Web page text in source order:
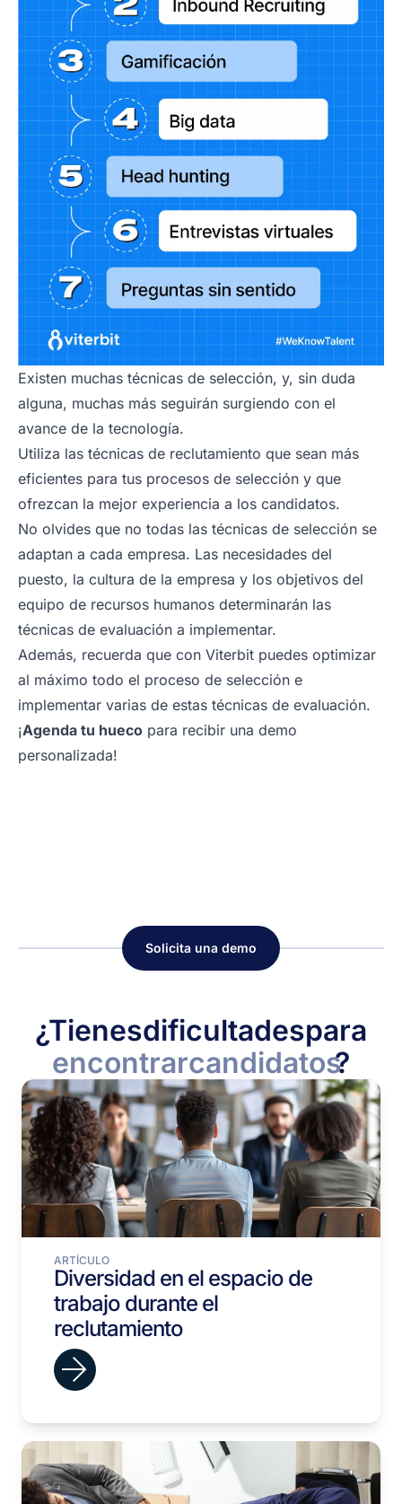
Existen muchas técnicas de selección, y, sin duda
alguna, muchas más seguirán surgiendo con el
avance de la tecnología.
Utiliza las técnicas de reclutamiento que sean más
eficientes para tus procesos de selección y que
ofrezcan la mejor experiencia a los candidatos.
No olvides que no todas las técnicas de selección se
adaptan a cada empresa. Las necesidades del
puesto, la cultura de la empresa y los objetivos del
equipo de recursos humanos determinarán las
técnicas de evaluación a implementar.
Además, recuerda que con Viterbit puedes optimizar
al máximo todo el proceso de selección e
implementar varias de estas técnicas de evaluación.
¡Agenda tu hueco para recibir una demo
personalizada!
Solicita una demo
¿Tienesdificultadespara
encontrarcandidatos?
ARTÍCULO
Diversidad en el espacio de
trabajo durante el
reclutamiento